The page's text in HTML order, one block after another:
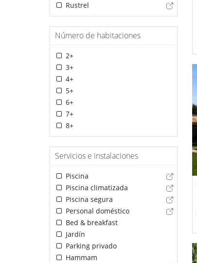
Rustrel
Número de habitaciones
2+
3+
4+
5+
6+
7+
8+
Servicios e instalaciones
Piscina
Piscina climatizada
Piscina segura
Personal doméstico
Bed & breakfast
Jardín
Parking privado
Hammam